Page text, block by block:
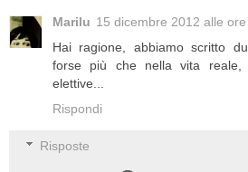
Marilu 15 dicembre 2012 alle ore
Hai ragione, abbiamo scritto
forse più che nella vita reale,
elettive...
Rispondi
Risposte